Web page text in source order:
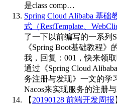
是class comp…
Spring Cloud Alibaba 基
式（RestTemplate、
了一下以前编写的一系列
《Spring Boot基础教程
我，回复：001，快来领
通过《Spring Cloud
务注册与发现》一文的学
Nacos来实现服务的注册
【 20190128 前端开发周报